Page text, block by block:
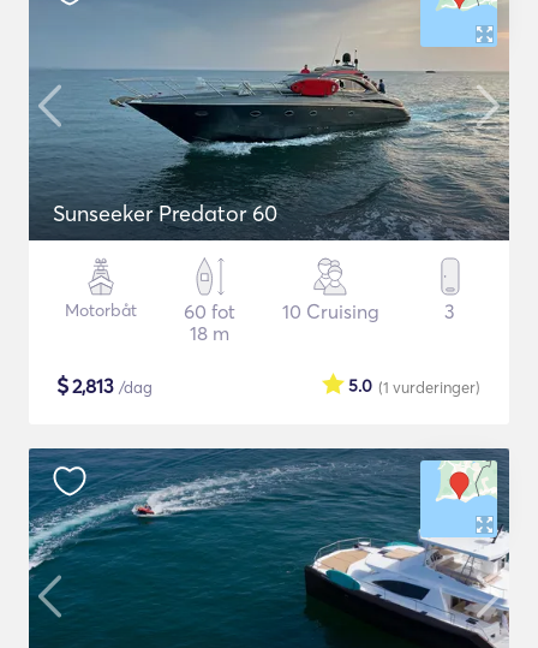
Sunseeker Predator 60
Motorbåt
60 fot
18 m
10 Cruising 3
$2,813 /dag (1 vurderinger)
5.0